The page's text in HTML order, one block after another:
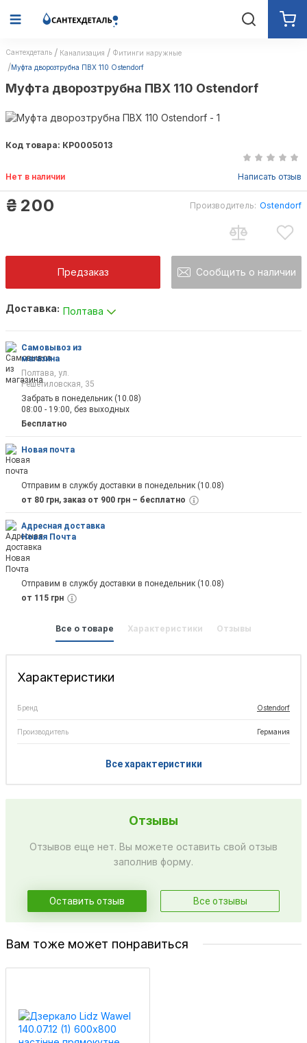
Сантехдеталь Канализация
Фитинги наружные
Муфта дворозтрубна ПВХ 110 Ostendorf
Муфта дворозтрубна ПВХ 110 Ostendorf
Код товара: КР0005013
Нет в наличии Написать отзыв
₴ 200 Производитель: Ostendorf
Предзаказ Сообщить о наличии
Доставка: Полтава
Самовывоз из
магазина
Полтава, ул.
Решетиловская, 35
Забрать в понедельник (10.08)
08:00 - 19:00, без выходных
Бесплатно
Новая почта
Отправим в службу доставки в понедельник (10.08)
от 80 грн, заказ от 900 грн – бесплатно
Адресная доставка
Новая Почта
Отправим в службу доставки в понедельник (10.08)
от 115 грн
Все о товаре Характеристики Отзывы
Характеристики
Бренд Ostendorf
Производитель Германия
Все характеристики
Отзывы
Отзывов еще нет. Вы можете оставить свой отзыв
заполнив форму.
Оставить отзыв Все отзывы
Вам тоже может понравиться